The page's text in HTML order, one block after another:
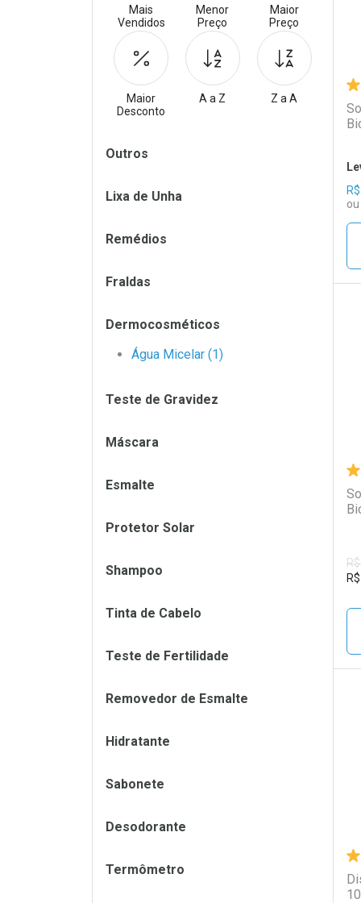
R$
R$
Mais
Vendidos
Menor
Preço
Maior
Preço
Maior
Desconto
A a Z Z a A
Filtros
Outros
Lixa de Unha
Remédios
Fraldas
Dermocosméticos
Água Micelar (1)
Teste de Gravidez
Máscara
Esmalte
Protetor Solar
Shampoo
Tinta de Cabelo
Teste de Fertilidade
Removedor de Esmalte
Hidratante
Sabonete
Desodorante
Termômetro